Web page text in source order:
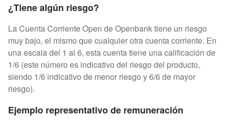
¿Tiene algún riesgo?
La Cuenta Corriente Open de Openbank tiene un riesgo
muy bajo, el mismo que cualquier otra cuenta corriente. En
una escala del 1 al 6, esta cuenta tiene una calificación de
1/6 (este número es indicativo del riesgo del producto,
siendo 1/6 indicativo de menor riesgo y 6/6 de mayor
riesgo).
Ejemplo representativo de remuneración